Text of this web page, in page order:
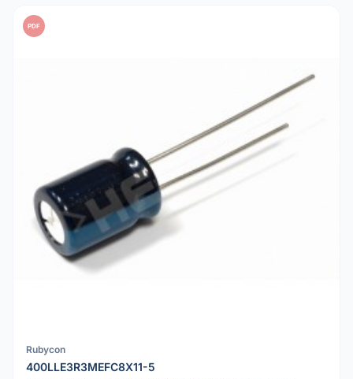
uma tensão de trabalho (V) pelo menos 20% superior à
tensão real do seu circuito para máxima segurança.
PDF
Rubycon
400LLE3R3MEFC8X11-5